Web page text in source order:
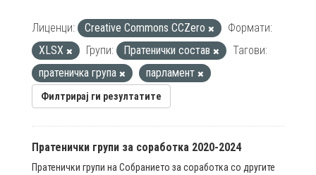
Лиценци: Creative Commons CCZero
Формати:
XLSX
Групи: Пратенички состав
Тагови:
пратеничка група
парламент
Филтрирај ги резултатите
Пратенички групи за соработка 2020-2024
Пратенички групи на Собранието за соработка со другите